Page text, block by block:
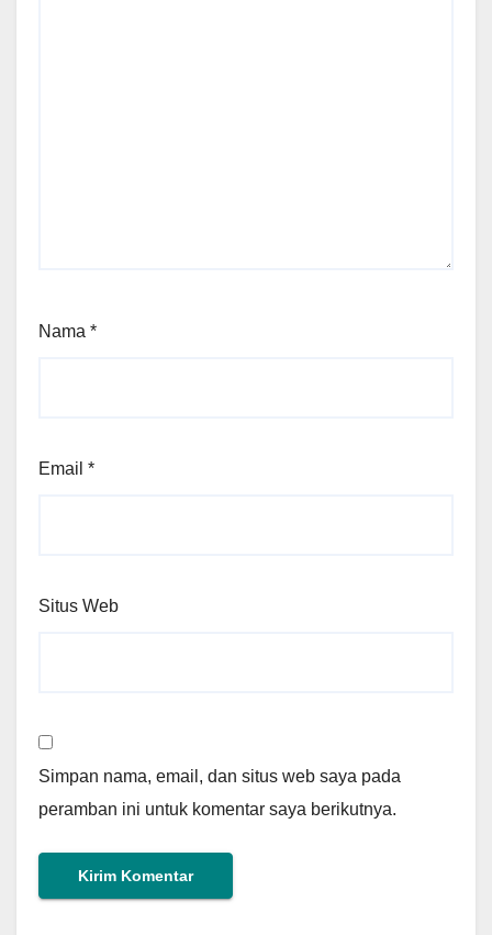
Nama *
Email *
Situs Web
Simpan nama, email, dan situs web saya pada
peramban ini untuk komentar saya berikutnya.